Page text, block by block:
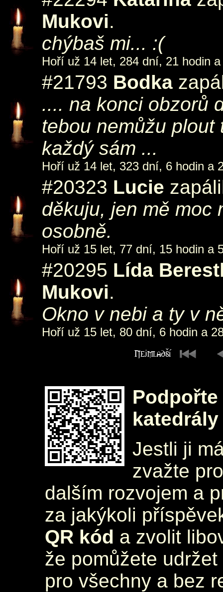
Mukovi.
chýbaš mi... :(
Hoří už 14 let, 284 dní, 21 hodin
#21793 Bodka
.... na konci obzorů
tebou nemůžu
každý sám ...
Hoří už 14 let, 323 dní, 6 hodin a
#20323 Lucie
děkuju, jen mě moc
osobně.
Hoří už 15 let, 77 dní, 15 hodin a
#20295 Lída
Mukovi.
Okno v nebi a ty v
Hoří už 15 let, 80 dní, 6 hodin a
katedrály
Jestli ji
zvažte
dalším rozvojem a
za jakýkoli
QR kód a zvolit
že pomůžete
pro všechny a bez